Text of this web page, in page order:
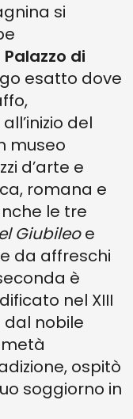
si
Palazzo di
esatto dove
del
museo
d’arte e
romana e
le tre
Giubileoe
da affreschi
è
nel XIII
nobile
ospitò
soggiorno in